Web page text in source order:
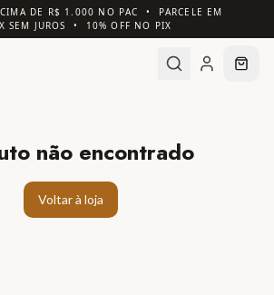
DE R$ 1.000 NO PAC • PARCELE EM
SEM JUROS • 10% OFF NO PIX
não encontrado
Voltar à loja